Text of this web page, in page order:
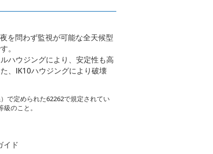
を問わず監視が可能な全天候型
。
ハウジングにより、安定性も高
、IK10ハウジングにより破壊
で定められた62262で規定されてい
のこと。
イド